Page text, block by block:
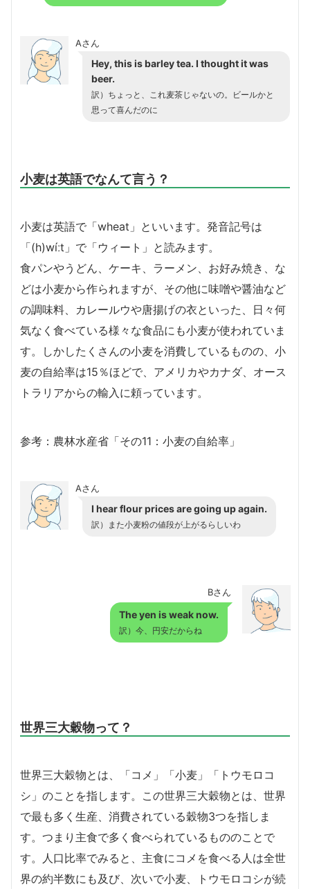
Aさん
Hey, this is barley tea. I thought it was
beer.
訳）ちょっと、これ麦茶じゃないの。ビールかと
思って喜んだのに
小麦は英語でなんて言う？
小麦は英語で「wheat」といいます。発音記号は
「(h)wíːt」で「ウィート」と読みます。
食パンやうどん、ケーキ、ラーメン、お好み焼き、な
どは小麦から作られますが、その他に味噌や醤油など
の調味料、カレールウや唐揚げの衣といった、日々何
気なく食べている様々な食品にも小麦が使われていま
す。しかしたくさんの小麦を消費しているものの、小
麦の自給率は15％ほどで、アメリカやカナダ、オース
トラリアからの輸入に頼っています。
参考：農林水産省 「その11：小麦の自給率」
Aさん
I hear flour prices are going up again.
訳）また小麦粉の値段が上がるらしいわ
Bさん
The yen is weak now.
訳）今、円安だからね
世界三大穀物って？
世界三大穀物とは、「コメ」「小麦」「トウモロコ
シ」のことを指します。この世界三大穀物とは、世界
で最も多く生産、消費されている穀物3つを指しま
す。つまり主食で多く食べられているもののことで
す。人口比率でみると、主食にコメを食べる人は全世
界の約半数にも及び、次いで小麦、トウモロコシが続